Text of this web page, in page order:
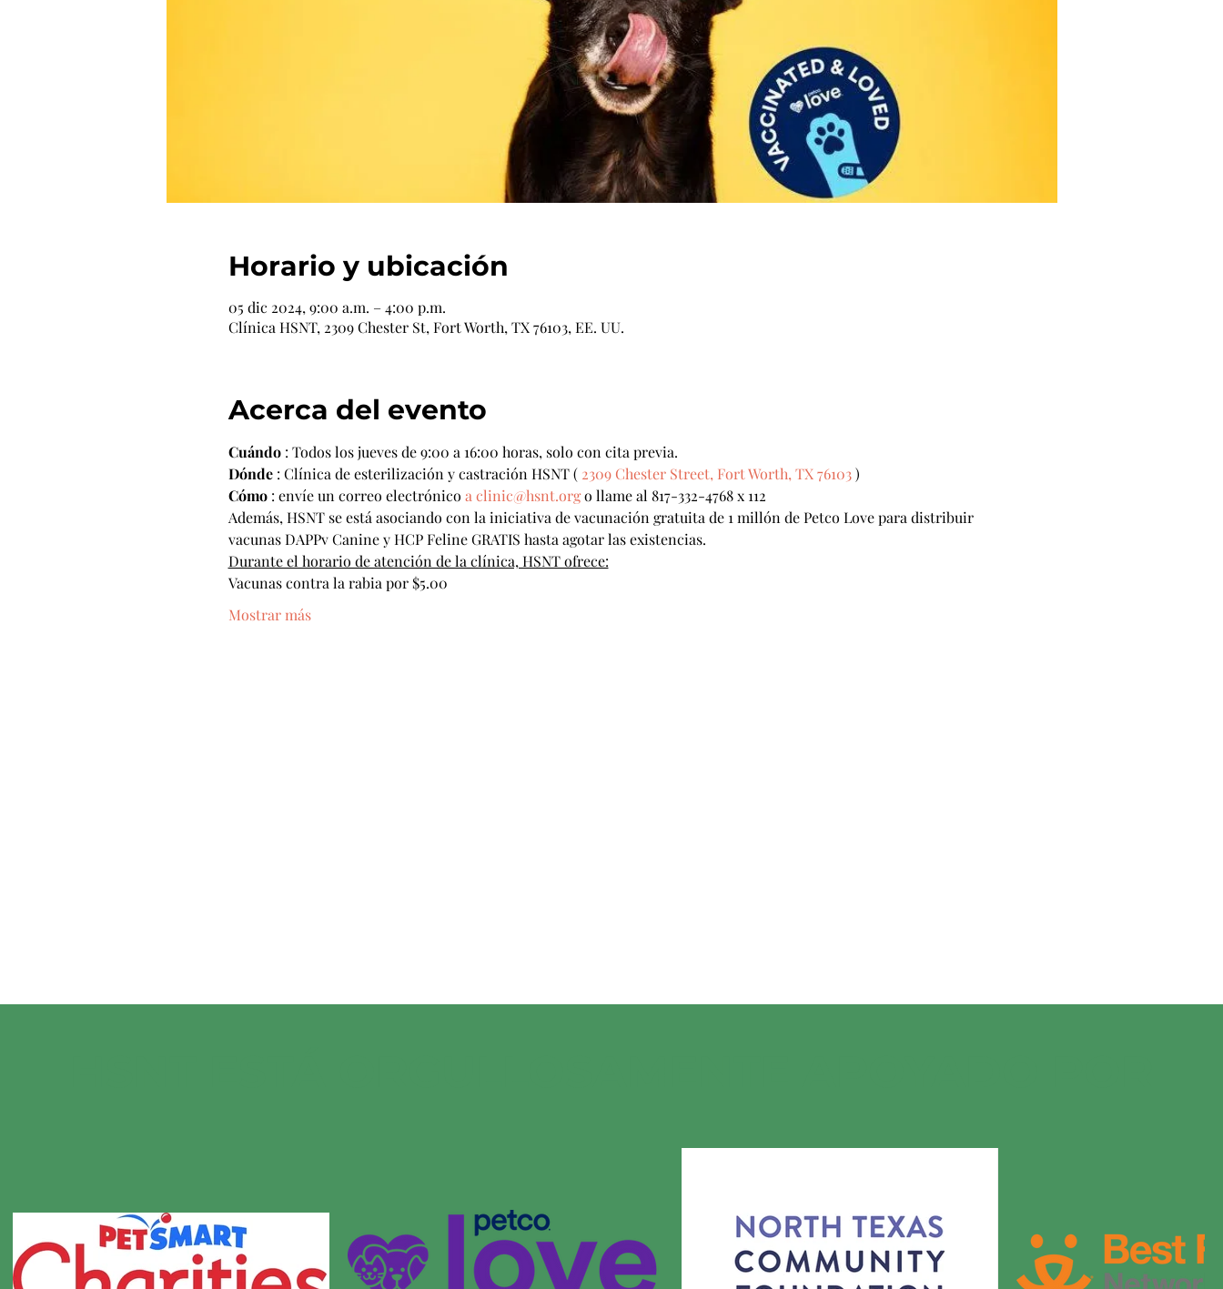
Horario y ubicación
05 dic 2024, 9:00 a.m. – 4:00 p.m.
Clínica HSNT, 2309 Chester St, Fort Worth, TX 76103, EE. UU.
Acerca del evento
Cuándo : Todos los jueves de 9:00 a 16:00 horas, solo con cita previa.
Dónde : Clínica de esterilización y castración HSNT ( 2309 Chester Street, Fort Worth, TX 76103 )
Cómo : envíe un correo electrónico a clinic@hsnt.org o llame al 817-332-4768 x 112
Además, HSNT se está asociando con la iniciativa de vacunación gratuita de 1 millón de Petco Love para distribuir
vacunas DAPPv Canine y HCP Feline GRATIS hasta agotar las existencias.
Durante el horario de atención de la clínica, HSNT ofrece:
Vacunas contra la rabia por $5.00
Mostrar más